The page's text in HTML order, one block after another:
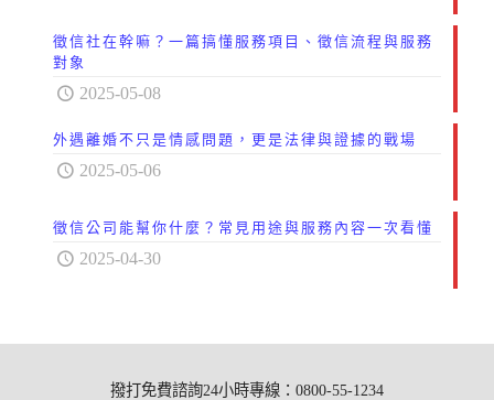
徵信社在幹嘛？一篇搞懂服務項目、徵信流程與服務
對象
2025-05-08
外遇離婚不只是情感問題，更是法律與證據的戰場
2025-05-06
徵信公司能幫你什麼？常見用途與服務內容一次看懂
2025-04-30
撥打免費諮詢24小時專線：0800-55-1234